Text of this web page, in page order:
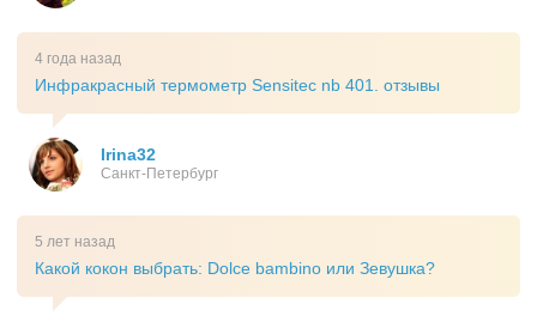
4 года назад
Инфракрасный термометр Sensitec nb 401. отзывы
Irina32
Санкт-Петербург
5 лет назад
Какой кокон выбрать: Dolce bambino или Зевушка?